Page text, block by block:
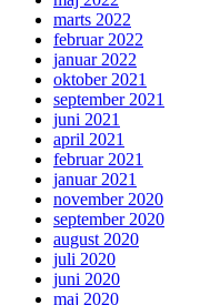
marts 2022
februar 2022
januar 2022
oktober 2021
september 2021
juni 2021
april 2021
februar 2021
januar 2021
november 2020
september 2020
august 2020
juli 2020
juni 2020
maj 2020